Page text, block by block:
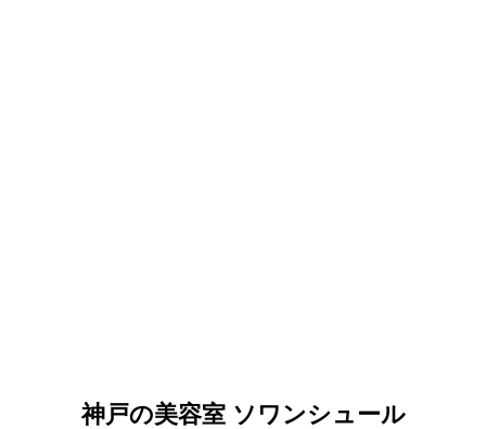
神戸の美容室 ソワンシュール